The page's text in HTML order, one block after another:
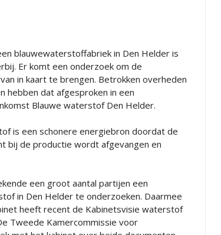
blauwewaterstoffabriek in Den Helder is
Er komt een onderzoek om de
in kaart te brengen. Betrokken overheden
hebben dat afgesproken in een
Blauwe waterstof Den Helder.
is een schonere energiebron doordat de
bij de productie wordt afgevangen en
een groot aantal partijen een
in Den Helder te onderzoeken. Daarmee
heeft recent de Kabinetsvisie waterstof
Tweede Kamercommissie voor